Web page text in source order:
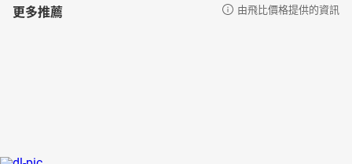
更多推薦 由飛比價格提供的資訊